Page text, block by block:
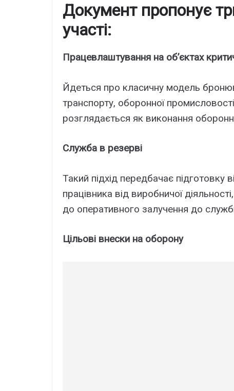
Документ пропонує
участі:
Працевлаштування на об’єктах
Йдеться про класичну модель
транспорту, оборонної
розглядається як виконання
Служба в резерві
Такий підхід передбачає підготовку
працівника від виробничої
до оперативного залучення до
Цільові внески на оборону